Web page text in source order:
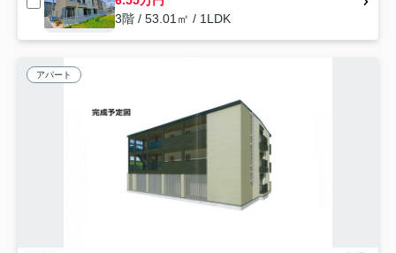
3階 / 53.01㎡ / 1LDK
アパート